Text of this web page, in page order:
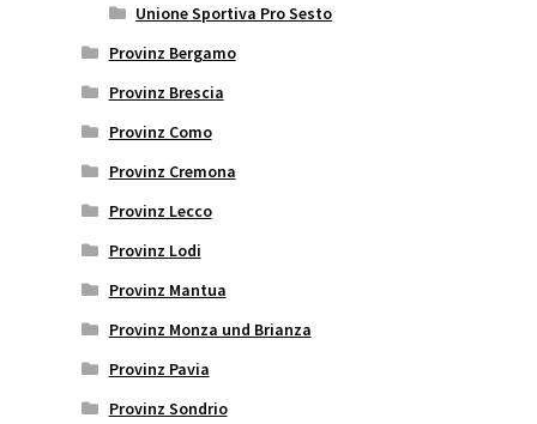
Unione Sportiva Pro Sesto
Provinz Bergamo
Provinz Brescia
Provinz Como
Provinz Cremona
Provinz Lecco
Provinz Lodi
Provinz Mantua
Provinz Monza und Brianza
Provinz Pavia
Provinz Sondrio